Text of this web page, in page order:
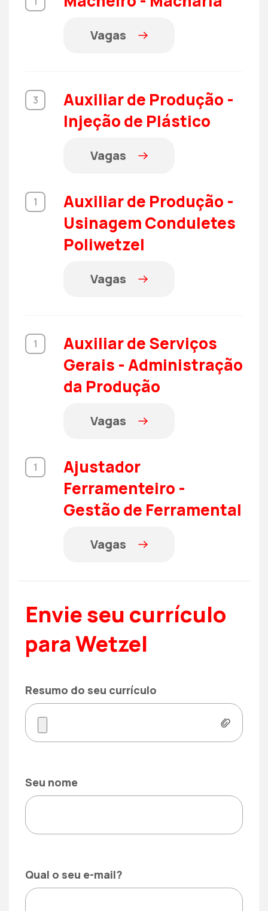
Vagas
3
Auxiliar de Produção -
Injeção de Plástico
Vagas
1
Auxiliar de Produção -
Usinagem Conduletes
Poliwetzel
Vagas
1
Auxiliar de Serviços
Gerais - Administração
da Produção
Vagas
1
Ajustador
Ferramenteiro -
Gestão de Ferramental
Vagas
Envie seu currículo
para Wetzel
Resumo do seu currículo
Seu nome
Qual o seu e-mail?